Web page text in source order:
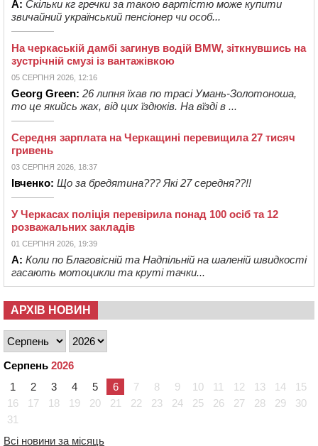
А: Скільки кг гречки за такою вартістю може купити
звичайний український пенсіонер чи особ...
На черкаській дамбі загинув водій BMW, зіткнувшись на
зустрічній смузі із вантажівкою
05 СЕРПНЯ 2026, 12:16
Georg Green: 26 липня їхав по трасі Умань-Золотоноша,
то це якийсь жах, від цих їздюків. На вїзді в ...
Середня зарплата на Черкащині перевищила 27 тисяч
гривень
03 СЕРПНЯ 2026, 18:37
Івченко: Що за бредятина??? Які 27 середня??!!
У Черкасах поліція перевірила понад 100 осіб та 12
розважальних закладів
01 СЕРПНЯ 2026, 19:39
А: Коли по Благовісній та Надпільній на шаленій швидкості
гасають мотоцикли та круті тачки...
АРХІВ НОВИН
Серпень 2026
1
2 3 4 5 6 7 8 9 10 11 12 13 14
15
16
17 18 19 20 21 22 23 24 25 26 27 28 29
30
31
Всі новини за місяць